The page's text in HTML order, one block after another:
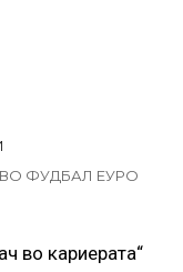
ФУДБАЛ ЕУРО
во кариерата“